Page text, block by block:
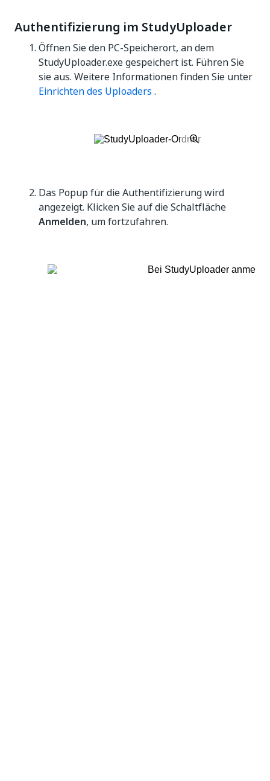
Authentifizierung im StudyUploader
Öffnen Sie den PC-Speicherort, an dem
StudyUploader.exegespeichert ist. Führen Sie
sie aus. Weitere Informationen finden Sie unter
Einrichten des Uploaders .
Das Popup für die Authentifizierung wird
angezeigt. Klicken Sie auf die Schaltfläche
Anmelden, um fortzufahren.